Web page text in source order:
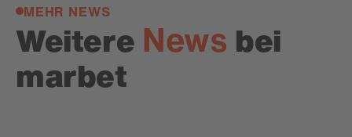
MEHR NEWS
Weitere News bei
marbet